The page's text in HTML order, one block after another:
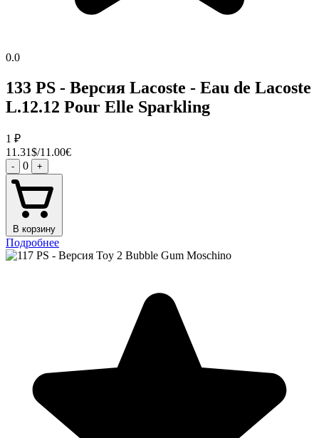
0.0
133 PS - Версия Lacoste - Eau de Lacoste
L.12.12 Pour Elle Sparkling
1 ₽
11.31$/11.00€
- 0 +
В корзину
Подробнее